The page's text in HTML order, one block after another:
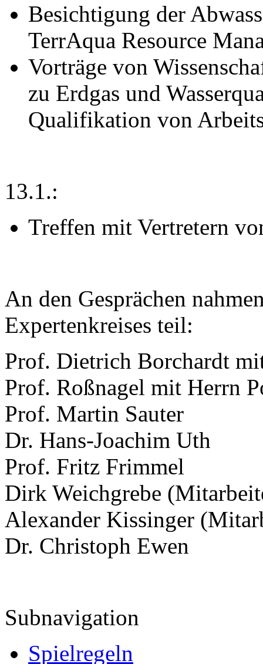
Besichtigung der
TerrAqua Resource
Vorträge von
zu Erdgas und
Qualifikation von
13.1.:
Treffen mit Vertretern
An den Gesprächen
Expertenkreises teil:
Prof. Dietrich Borchardt
Prof. Roßnagel mit Herrn
Prof. Martin Sauter
Dr. Hans-Joachim Uth
Prof. Fritz Frimmel
Dirk Weichgrebe
Alexander Kissinger
Dr. Christoph Ewen
Subnavigation
Spielregeln